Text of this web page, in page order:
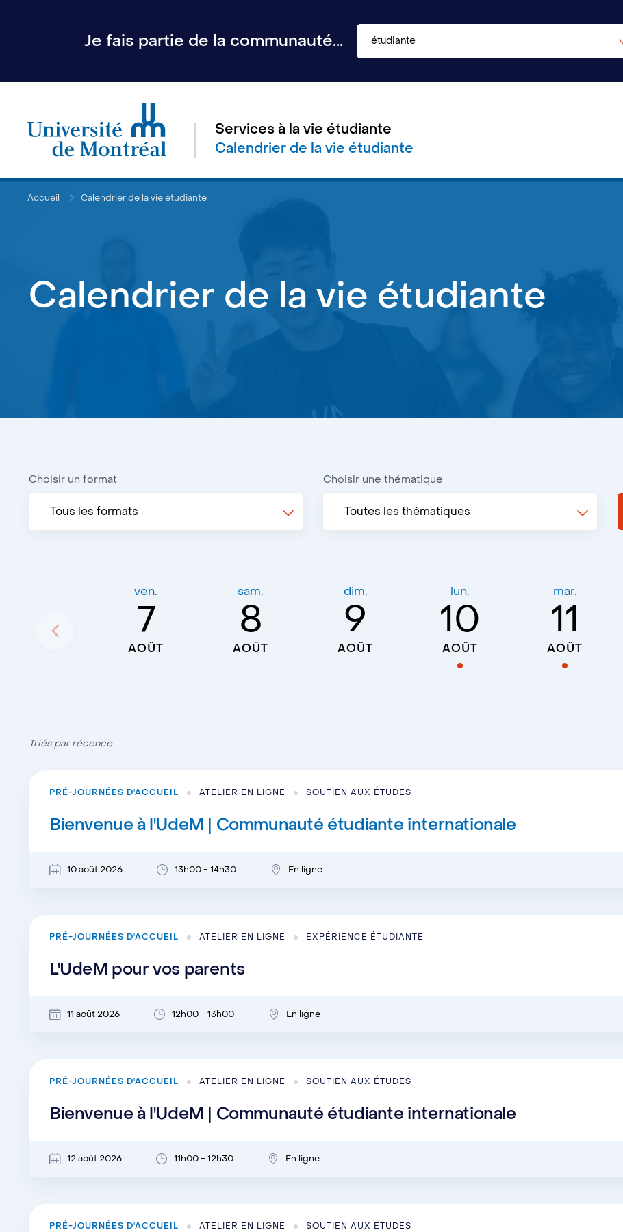
Je fais partie de la communauté... étudiante
Services à la vie étudiante
Calendrier de la vie étudiante
Accueil Calendrier de la vie étudiante
Calendrier de la vie étudiante
Choisir un format
Tous les formats
Choisir une thématique
Toutes les thématiques
ven.
7
AOÛT
sam.
8
AOÛT
dim.
9
AOÛT
lun.
10
AOÛT
mar.
11
AOÛT
Triés par récence
PRÉ-JOURNÉES D'ACCUEIL ATELIER EN LIGNE SOUTIEN AUX ÉTUDES
Bienvenue à l'UdeM | Communauté étudiante internationale
10 août 2026 13h00 - 14h30 En ligne
PRÉ-JOURNÉES D'ACCUEIL ATELIER EN LIGNE EXPÉRIENCE ÉTUDIANTE
L'UdeM pour vos parents
11 août 2026 12h00 - 13h00 En ligne
PRÉ-JOURNÉES D'ACCUEIL ATELIER EN LIGNE SOUTIEN AUX ÉTUDES
Bienvenue à l'UdeM | Communauté étudiante internationale
12 août 2026 11h00 - 12h30 En ligne
PRÉ-JOURNÉES D'ACCUEIL ATELIER EN LIGNE SOUTIEN AUX ÉTUDES